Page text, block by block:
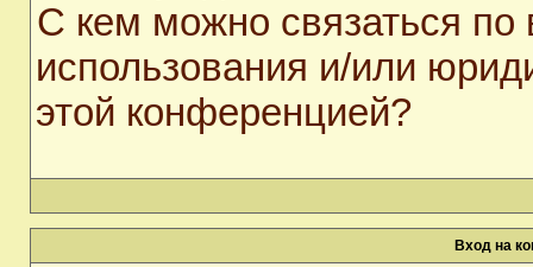
С кем можно связаться по
использования и/или
этой конференцией?
Вход на